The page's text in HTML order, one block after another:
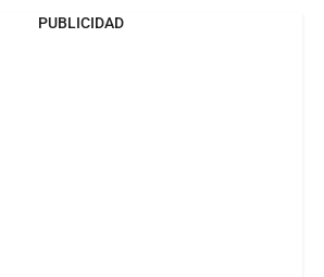
PUBLICIDAD